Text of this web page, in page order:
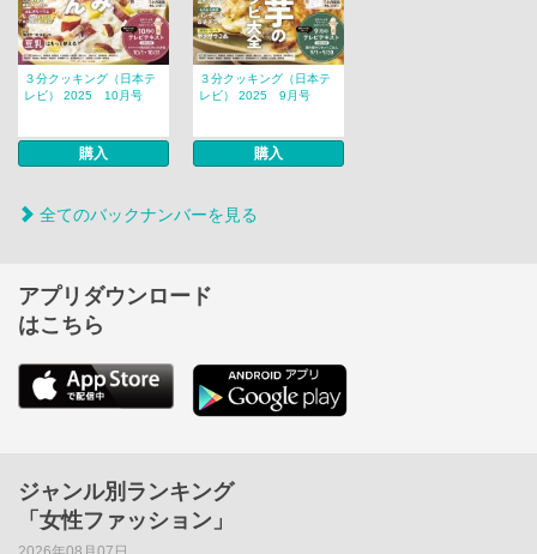
３分クッキング（日本テ
レビ） 2025 10月号
購入
３分クッキング（日本テ
レビ） 2025 9月号
購入
全てのバックナンバーを見る
アプリダウンロード
はこちら
ジャンル別ランキング
「女性ファッション」
2026年08月07日